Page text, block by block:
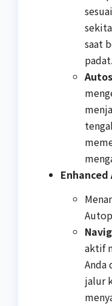
saat
padat.
aktif
Anda
jalur